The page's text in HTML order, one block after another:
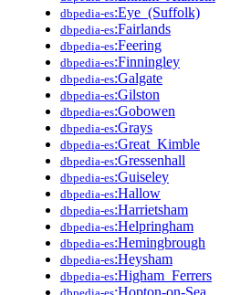
dbpedia-es:Eye_(Suffolk)
dbpedia-es:Fairlands
dbpedia-es:Feering
dbpedia-es:Finningley
dbpedia-es:Galgate
dbpedia-es:Gilston
dbpedia-es:Gobowen
dbpedia-es:Grays
dbpedia-es:Great_Kimble
dbpedia-es:Gressenhall
dbpedia-es:Guiseley
dbpedia-es:Hallow
dbpedia-es:Harrietsham
dbpedia-es:Helpringham
dbpedia-es:Hemingbrough
dbpedia-es:Heysham
dbpedia-es:Higham_Ferrers
:Hopton-on-Sea